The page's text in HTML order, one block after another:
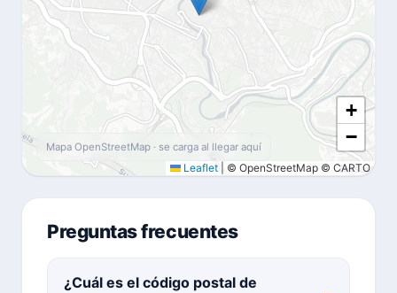
+
−
Leaflet © OpenStreetMap © CARTO
Mapa OpenStreetMap · se carga al llegar aquí
Preguntas frecuentes
¿Cuál es el código postal de